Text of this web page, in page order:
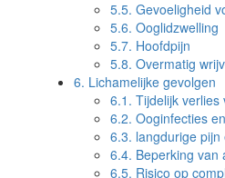
5.5. Gevoeligheid
5.6. Ooglidzwelling
5.7. Hoofdpijn
5.8. Overmatig
6. Lichamelijke gevolgen
6.1. Tijdelijk verlies
6.2. Ooginfecties
6.3. langdurige
6.4. Beperking van
6.5. Risico op